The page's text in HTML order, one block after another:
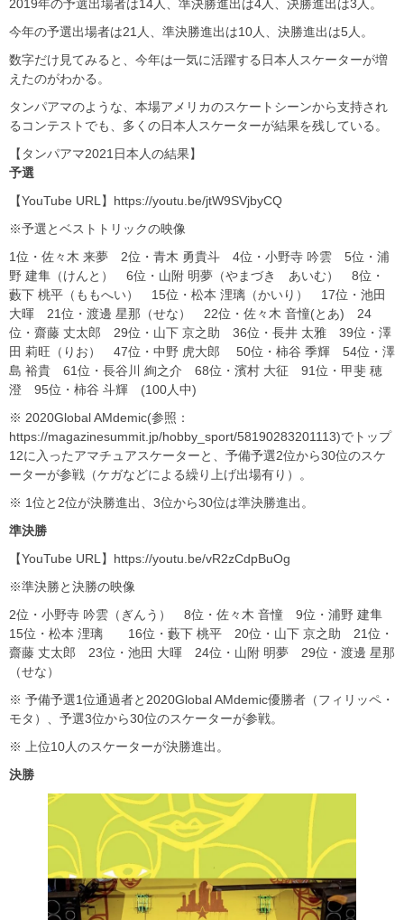
2019年の予選出場者は14人、準決勝進出は4人、決勝進出は3人。
今年の予選出場者は21人、準決勝進出は10人、決勝進出は5人。
数字だけ見てみると、今年は一気に活躍する日本人スケーターが増
えたのがわかる。
タンパアマのような、本場アメリカのスケートシーンから支持され
るコンテストでも、多くの日本人スケーターが結果を残している。
【タンパアマ2021日本人の結果】
予選
【YouTube URL】https://youtu.be/jtW9SVjbyCQ
※予選とベストトリックの映像
1位・佐々木 来夢 2位・青木 勇貴斗 4位・小野寺 吟雲 5位・浦
野 建隼（けんと） 6位・山附 明夢（やまづき あいむ） 8位・
藪下 桃平（ももへい） 15位・松本 浬璃（かいり） 17位・池田
大暉 21位・渡邊 星那（せな） 22位・佐々木 音憧(とあ) 24
位・齋藤 丈太郎 29位・山下 京之助 36位・長井 太雅 39位・澤
田 莉旺（りお） 47位・中野 虎大郎 50位・柿谷 季輝 54位・澤
島 裕貴 61位・長谷川 絢之介 68位・濱村 大征 91位・甲斐 穂
澄 95位・柿谷 斗輝 (100人中)
※ 2020Global AMdemic(参照：
https://magazinesummit.jp/hobby_sport/58190283201113)でトップ
12に入ったアマチュアスケーターと、予備予選2位から30位のスケ
ーターが参戦（ケガなどによる繰り上げ出場有り）。
※ 1位と2位が決勝進出、3位から30位は準決勝進出。
準決勝
【YouTube URL】https://youtu.be/vR2zCdpBuOg
※準決勝と決勝の映像
2位・小野寺 吟雲（ぎんう） 8位・佐々木 音憧 9位・浦野 建隼
15位・松本 浬璃 16位・藪下 桃平 20位・山下 京之助 21位・
齋藤 丈太郎 23位・池田 大暉 24位・山附 明夢 29位・渡邊 星那
（せな）
※ 予備予選1位通過者と2020Global AMdemic優勝者（フィリッペ・
モタ）、予選3位から30位のスケーターが参戦。
※ 上位10人のスケーターが決勝進出。
決勝